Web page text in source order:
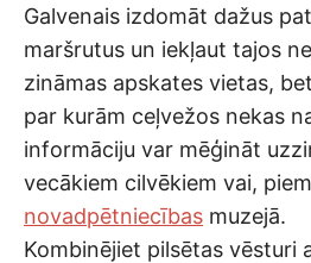
Galvenais izdomāt dažus
maršrutus un iekļaut tajos
zināmas apskates vietas,
par kurām ceļvežos nekas
informāciju var mēģināt
vecākiem cilvēkiem vai,
novadpētniecības muzejā.
Kombinējiet pilsētas vēsturi